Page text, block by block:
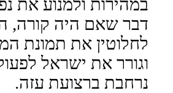
במהירות ולמנוע את
דבר שאם היה קורה,
לחלוטין את תמונת
וגורר את ישראל
נרחבת ברצועת עזה.